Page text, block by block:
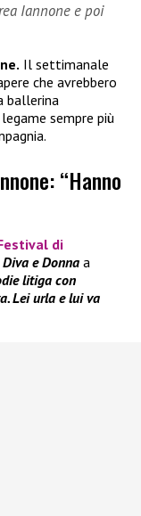
Iannone e poi
Il settimanale
che avrebbero
ballerina
sempre più
“Hanno
di
Diva e Donna a
litiga con
Lei urla e lui va